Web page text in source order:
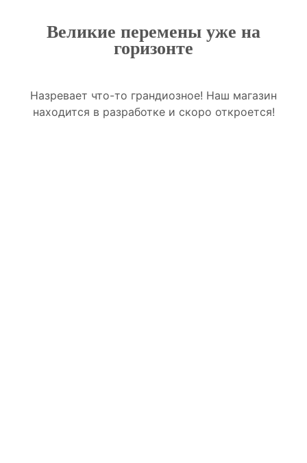
Великие перемены уже на
горизонте
Назревает что-то грандиозное! Наш магазин
находится в разработке и скоро откроется!